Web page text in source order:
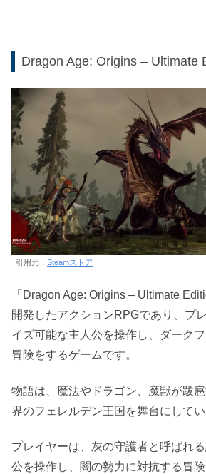
Dragon Age: Origins – Ultimate
引用元： Steamストア
「Dragon Age: Origins – Ultimate
開発したアクションRPGであり、プ
イズ可能な主人公を操作し、ダーク
冒険をするゲームです。
物語は、魔法やドラゴン、魔獣が跋
界のフェレルデン王国を舞台にしてい
プレイヤーは、灰の守護者と呼ばれ
公を操作し、闇の勢力に対抗する冒険